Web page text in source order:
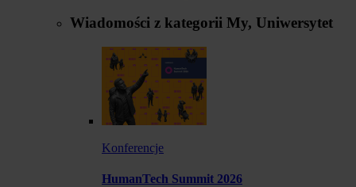
Wiadomości z kategorii My, Uniwersytet
Konferencje
HumanTech Summit 2026